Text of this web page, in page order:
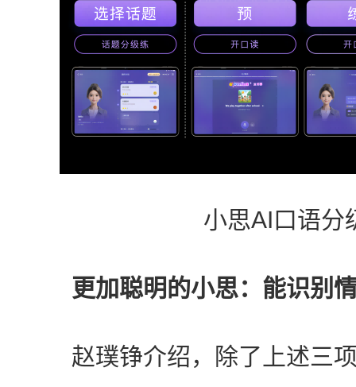
小思AI口语分
更加聪明的小思：能识别
赵璞铮介绍，除了上述三项